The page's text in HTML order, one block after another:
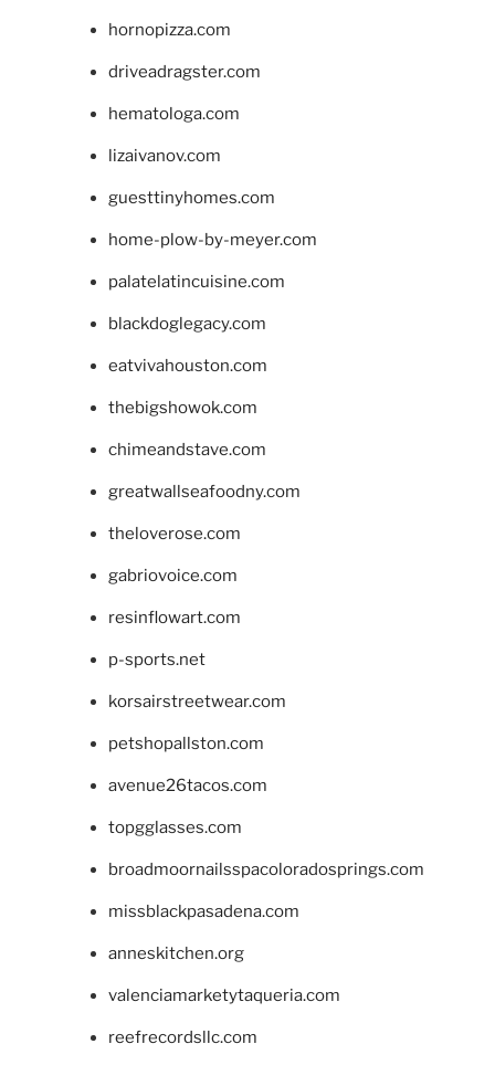
hornopizza.com
driveadragster.com
hematologa.com
lizaivanov.com
guesttinyhomes.com
home-plow-by-meyer.com
palatelatincuisine.com
blackdoglegacy.com
eatvivahouston.com
thebigshowok.com
chimeandstave.com
greatwallseafoodny.com
theloverose.com
gabriovoice.com
resinflowart.com
p-sports.net
korsairstreetwear.com
petshopallston.com
avenue26tacos.com
topgglasses.com
broadmoornailsspacoloradosprings.com
missblackpasadena.com
anneskitchen.org
valenciamarketytaqueria.com
reefrecordsllc.com